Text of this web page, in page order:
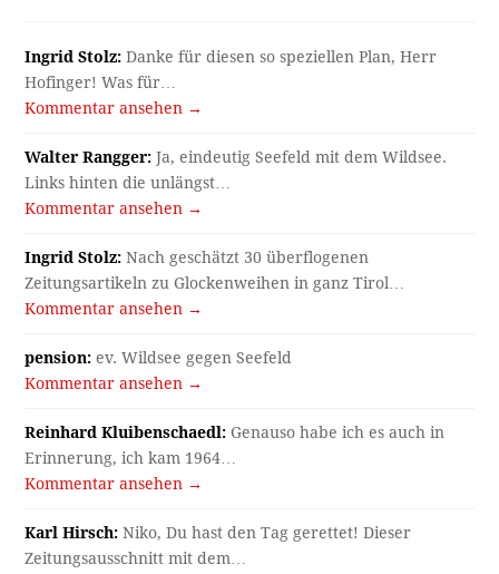
Ingrid Stolz: Danke für diesen so speziellen Plan, Herr
Hofinger! Was für…
Kommentar ansehen →
Walter Rangger: Ja, eindeutig Seefeld mit dem Wildsee.
Links hinten die unlängst…
Kommentar ansehen →
Ingrid Stolz: Nach geschätzt 30 überflogenen
Zeitungsartikeln zu Glockenweihen in ganz Tirol…
Kommentar ansehen →
pension: ev. Wildsee gegen Seefeld
Kommentar ansehen →
Reinhard Kluibenschaedl: Genauso habe ich es auch in
Erinnerung, ich kam 1964…
Kommentar ansehen →
Karl Hirsch: Niko, Du hast den Tag gerettet! Dieser
Zeitungsausschnitt mit dem…